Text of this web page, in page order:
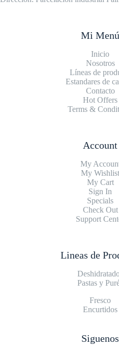
Mi Menú
Inicio
Nosotros
Líneas de
Estandares de
Contacto
Hot Offers
Terms &
Account
My
My Wishlist
My Cart
Sign In
Specials
Check Out
Support
Lineas de
Pastas y
Fresco
Encurtidos
Siguenos